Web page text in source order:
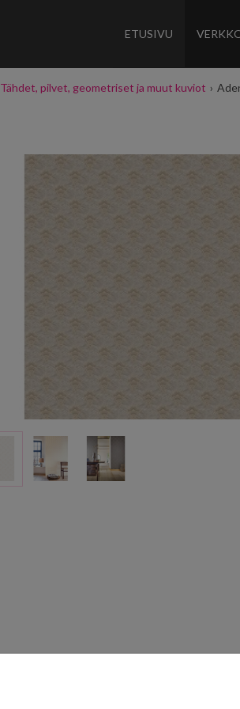
ETUSIVU
Tähdet, pilvet, geometriset ja muut kuviot ›